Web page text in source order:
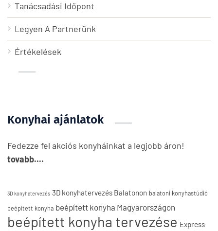
Tanácsadási Időpont
Legyen A Partnerünk
Értékelések
Konyhai ajánlatok
Fedezze fel akciós konyháinkat a legjobb áron!
tovabb....
3D konyhatervezés 3D konyhatervezés Balatonon balatoni konyhastúdió
beépített konyha beépített konyha Magyarországon
beépített konyha tervezése Express